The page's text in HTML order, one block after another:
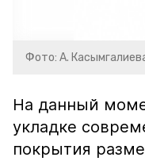
Фото: А.
На данный
укладке
покрытия